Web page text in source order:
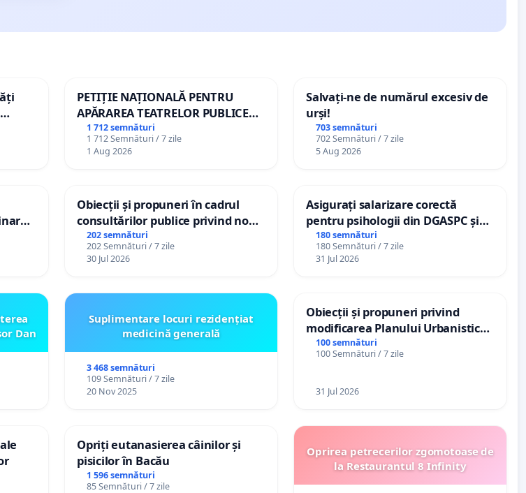
PETIȚIE NAȚIONALĂ PENTRU
APĂRAREA TEATRELOR PUBLICE
DE REPERTORIU DIN ROMÂNIA
1 712 semnături
1 712 Semnături / 7 zile
1 Aug 2026
Salvați-ne de numărul excesiv de
urși!
703 semnături
702 Semnături / 7 zile
5 Aug 2026
Obiecții și propuneri în cadrul
consultărilor publice privind noul
Plan Urbanistic General (PUG)
Ialoveni
202 semnături
202 Semnături / 7 zile
30 Jul 2026
Asigurați salarizare corectă
pentru psihologii din DGASPC și
spitale
180 semnături
180 Semnături / 7 zile
31 Jul 2026
Dan
Suplimentare locuri rezidențiat
medicină generală
3 468 semnături
109 Semnături / 7 zile
20 Nov 2025
Obiecții și propuneri privind
modificarea Planului Urbanistic
General al orașului Ialoveni
100 semnături
100 Semnături / 7 zile
31 Jul 2026
Opriți eutanasierea câinilor și
pisicilor în Bacău
1 596 semnături
85 Semnături / 7 zile
Oprirea petrecerilor zgomotoase de
la Restaurantul 8 Infinity